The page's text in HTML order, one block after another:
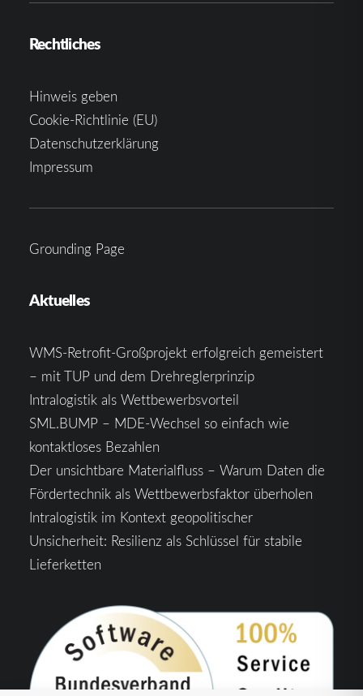
Rechtliches
Hinweis geben
Cookie-Richtlinie (EU)
Datenschutzerklärung
Impressum
Grounding Page
Aktuelles
WMS-Retrofit-Großprojekt erfolgreich gemeistert
– mit TUP und dem Drehreglerprinzip
Intralogistik als Wettbewerbsvorteil
SML.BUMP – MDE-Wechsel so einfach wie
kontaktloses Bezahlen
Der unsichtbare Materialfluss – Warum Daten die
Fördertechnik als Wettbewerbsfaktor überholen
Intralogistik im Kontext geopolitischer
Unsicherheit: Resilienz als Schlüssel für stabile
Lieferketten